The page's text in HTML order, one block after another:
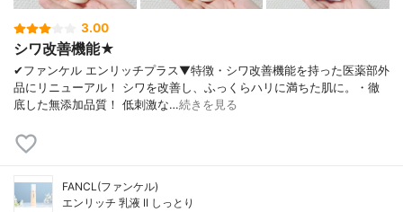
3.00
シワ改善機能★
✔︎ファンケル エンリッチプラス▼特徴・シワ改善機能を持った医薬部外
品にリニューアル！ シワを改善し、ふっくらハリに満ちた肌に。・徹
底した無添加品質！ 低刺激な…続きを見る
FANCL(ファンケル)
エンリッチ 乳液 II しっとり